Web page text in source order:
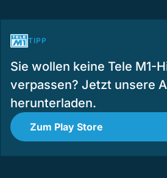
TIPP
Sie wollen keine Tele M1-
verpassen? Jetzt unsere
herunterladen.
Zum Play Store